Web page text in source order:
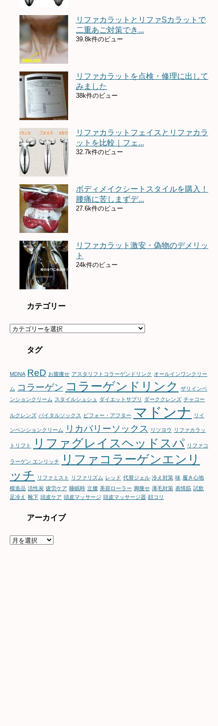
リファカラットとリファSカラットで
二重あご対策でき...
39.8k件のビュー
リファカラットを点検・修理に出して
みました
38k件のビュー
リファカラットフェイスとリファカラ
ットを比較｜フェ...
32.7k件のビュー
ボディメイクシートスタイルを購入！
腰痛に苦しまずデ...
27.6k件のビュー
リファカラット激安・偽物のデメリッ
ト
24k件のビュー
カテゴリー
カ
タグ
MDNA ReD お腹痩せ アスタリフトコラーゲンドリンク オールインワンクリー
ム コラーゲン コラーゲンドリンク
ザリインベ
ンションクリーム スタイルシュシュ ダイエットサプリ ダーククレンズ チャコー
ルクレンズ バイタルソックス ビフォー・アフター マドンナ リイ
ンベンションクリーム リカバリーソックス リツヨウ リファカラッ
トリフト リファグレイスヘッドスパ リファコ
ラーゲン エンリッチ
リファコラーゲンエンリ
ッチ
リファミスト リファリズム レッド 代替ジェル 冷え対策 味 履き心地
模造品 活性炭 疲労ケア 睡眠時 立腰 美容ローラー 脚痩せ 薄毛対策 表情筋 試飲
足冷え 靴下 頭皮ケア 頭皮マッサージ 頭皮マッサージ器 顔コリ
アーカイブ
ア